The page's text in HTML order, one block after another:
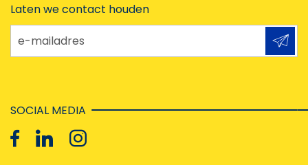
Laten we contact houden
e-mailadres
SOCIAL MEDIA